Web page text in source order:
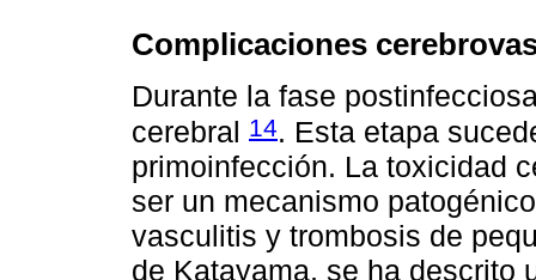
Complicaciones
Durante la fase
cerebral 14. Esta etapa
primoinfección. La toxicidad
ser un mecanismo
vasculitis y trombosis de
de Katayama, se ha descrito